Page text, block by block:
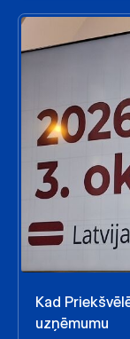
Kad
uzņēmumu